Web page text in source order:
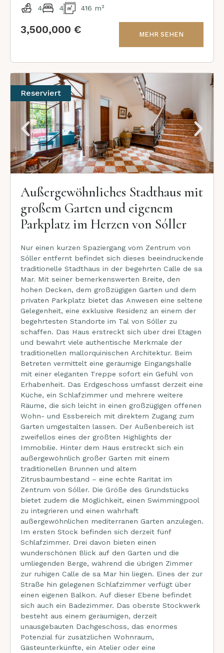
4 4 416 m²
3,500,000 € MEHR SEHEN
Reserviert
Außergewöhnliches Stadthaus mit
großem Garten und eigenem
Parkplatz im Herzen von Sóller
Nur einen kurzen Spaziergang vom Zentrum von
Sóller entfernt befindet sich dieses beeindruckende
traditionelle Stadthaus in der begehrten Calle de sa
Mar. Mit seiner bemerkenswerten Breite, den
hohen Decken, dem großzügigen Garten und dem
privaten Parkplatz bietet das Anwesen eine seltene
Gelegenheit, eine exklusive Residenz an einem der
begehrtesten Standorte im Tal von Sóller zu
schaffen. Das Haus erstreckt sich über drei Etagen
und bewahrt viele authentische Merkmale der
traditionellen mallorquinischen Architektur. Beim
Betreten vermittelt eine geräumige Eingangshalle
mit einer eleganten Treppe sofort ein Gefühl von
Erhabenheit. Das Erdgeschoss umfasst derzeit eine
Küche, ein Schlafzimmer und mehrere weitere
Räume, die sich leicht in einen großzügigen offenen
Wohn- und Essbereich mit direktem Zugang zum
Garten umgestalten lassen. Der Außenbereich ist
zweifellos eines der größten Highlights der
Immobilie. Hinter dem Haus erstreckt sich ein
außergewöhnlich großer Garten mit einem
traditionellen Brunnen und altem
Zitrusbaumbestand – eine echte Rarität im
Zentrum von Sóller. Die Größe des Grundstücks
bietet zudem die Möglichkeit, einen Swimmingpool
zu integrieren und einen wahrhaft
außergewöhnlichen mediterranen Garten anzulegen.
Im ersten Stock befinden sich derzeit fünf
Schlafzimmer. Drei davon bieten einen
wunderschönen Blick auf den Garten und die
umliegenden Berge, während die übrigen Zimmer
zur ruhigen Calle de sa Mar hin liegen. Eines der zur
Straße hin gelegenen Schlafzimmer verfügt über
einen eigenen Balkon. Auf dieser Ebene befindet
sich auch ein Badezimmer. Das oberste Stockwerk
besteht aus einem geräumigen, derzeit
unausgebauten Dachgeschoss, das enormes
Potenzial für zusätzlichen Wohnraum,
Gästeunterkünfte, ein Atelier oder eine